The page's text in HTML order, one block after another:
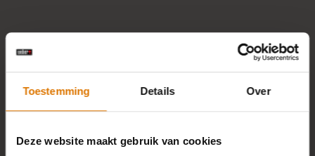
Toestemming Details Over
Deze website maakt gebruik van cookies